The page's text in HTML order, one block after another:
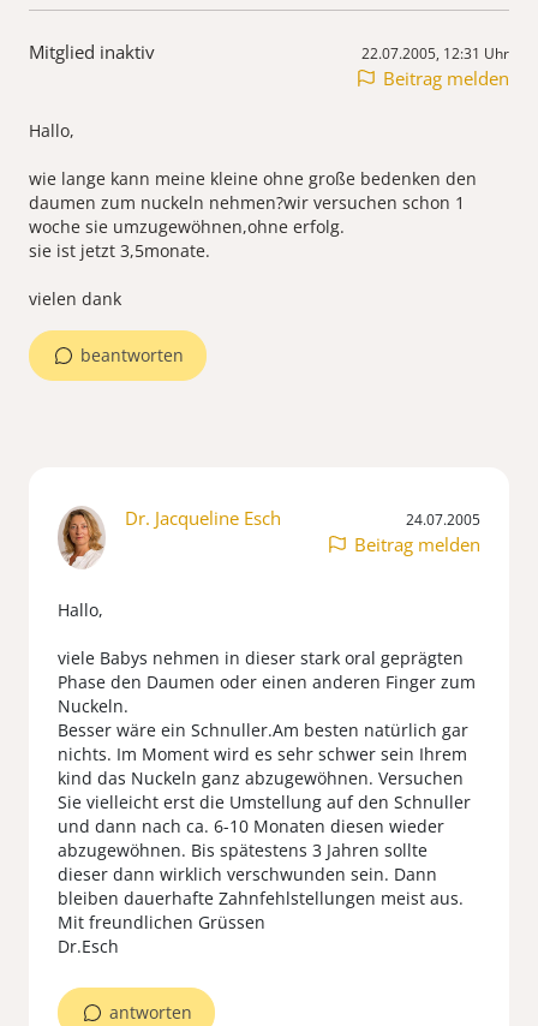
Mitglied inaktiv 22.07.2005, 12:31 Uhr
Beitrag melden
Hallo,
wie lange kann meine kleine ohne große bedenken den
daumen zum nuckeln nehmen?wir versuchen schon 1
woche sie umzugewöhnen,ohne erfolg.
sie ist jetzt 3,5monate.
vielen dank
beantworten
Dr. Jacqueline Esch 24.07.2005
Beitrag melden
Hallo,
viele Babys nehmen in dieser stark oral geprägten
Phase den Daumen oder einen anderen Finger zum
Nuckeln.
Besser wäre ein Schnuller.Am besten natürlich gar
nichts. Im Moment wird es sehr schwer sein Ihrem
kind das Nuckeln ganz abzugewöhnen. Versuchen
Sie vielleicht erst die Umstellung auf den Schnuller
und dann nach ca. 6-10 Monaten diesen wieder
abzugewöhnen. Bis spätestens 3 Jahren sollte
dieser dann wirklich verschwunden sein. Dann
bleiben dauerhafte Zahnfehlstellungen meist aus.
Mit freundlichen Grüssen
Dr.Esch
antworten